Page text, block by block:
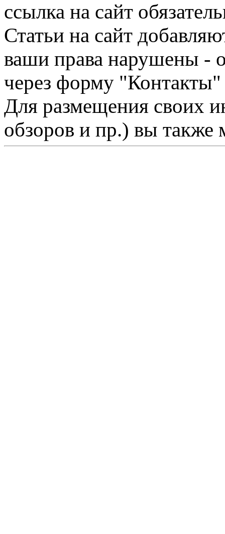
ссылка на сайт
Статьи на сайт
ваши права нарушены -
через форму "Контакты"
Для размещения своих
обзоров и пр.) вы также